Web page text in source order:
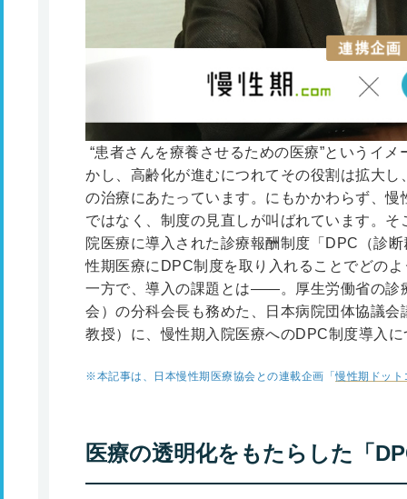
“患者さんを療養させるための医療”というイ
かし、高齢化が進むにつれてその役割は拡大
の治療にあたっています。にもかかわらず、
ではなく、制度の見直しが叫ばれています。
院医療に導入された診療報酬制度「DPC（診
性期医療にDPC制度を取り入れることでどの
一方で、導入の課題とは――。厚生労働省の診
会）の分科会長も務めた、日本病院団体協議
教授）に、慢性期入院医療へのDPC制度導入
※本記事は、日本慢性期医療協会との連載企画「慢性期ドット
医療の透明化をもたらした「